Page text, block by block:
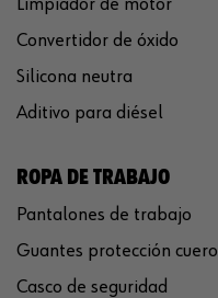
Limpiador de motor
Convertidor de óxido
Silicona neutra
Aditivo para diésel
ROPA DE TRABAJO
Pantalones de trabajo
Guantes protección cuero
Casco de seguridad